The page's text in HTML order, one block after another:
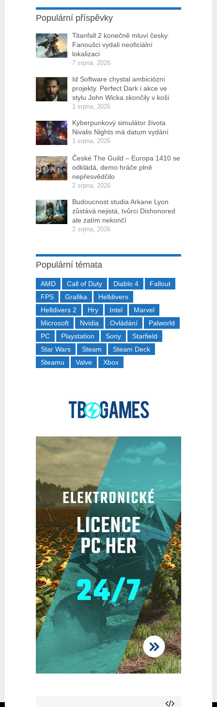
Populární příspěvky
Titanfall 2 konečně mluví česky.
Fanoušci vydali neoficiální
lokalizaci
7 srpna, 2026
Id Software chystal ambiciózní
projekty. Perfect Dark i akce ve
stylu John Wicka skončily v koši
1 srpna, 2026
Kyberpunkový simulátor života
Nivalis Nights má datum vydání
1 srpna, 2026
České The Guild – Europa 1410 se
odkládá, demo hráče plně
nepřesvědčilo
2 srpna, 2026
Budoucnost studia Arkane Lyon
zůstává nejistá, tvůrci Dishonored
ale zatím nekončí
2 srpna, 2026
Populární témata
AMD Call of Duty Diablo 4
Fallout
FPS
Grafika
Helldivers
Helldivers 2
Hry Intel
Marvel
Microsoft
Nvidia Ovládání
Palworld
PC
Playstation Sony
Starfield
Star Wars
Steam
Steam Deck
Steamu
Valve Xbox